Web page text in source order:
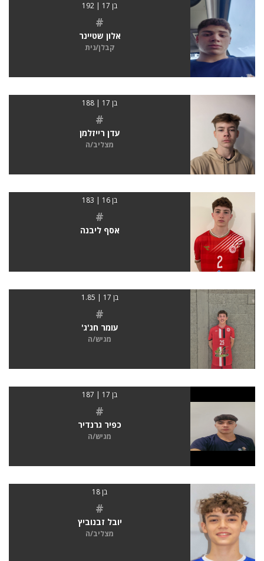
בן 17 | 192
#
אלון שטיינר
קבלן/נית
בן 17 | 188
#
עדן רייזלמן
מצליב/ה
בן 16 | 183
#
אסף ליבנה
בן 17 | 1.85
#
עומר חג'ג'
מגיש/ה
בן 17 | 187
#
כפיר גרנדיר
מגיש/ה
בן 18
#
יובל זבנוביץ
מצליב/ה